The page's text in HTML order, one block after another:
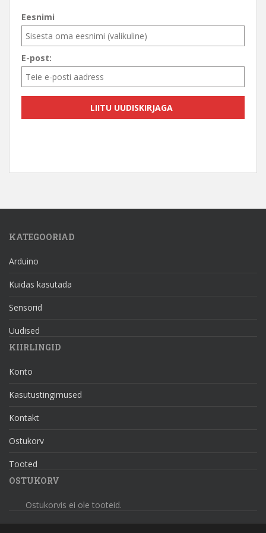
Eesnimi
E-post:
KATEGOORIAD
Arduino
Kuidas kasutada
Sensorid
Uudised
KIIRLINGID
Konto
Kasutustingimused
Kontakt
Ostukorv
Tooted
OSTUKORV
Ostukorvis ei ole tooteid.